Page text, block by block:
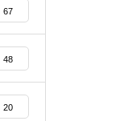
67
48
20